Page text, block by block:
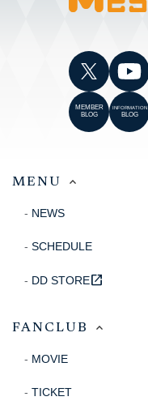
MEMBER
BLOG
INFORMATION
BLOG
MENU
NEWS
SCHEDULE
DD STOREopen_in_new
FANCLUB
MOVIE
TICKET